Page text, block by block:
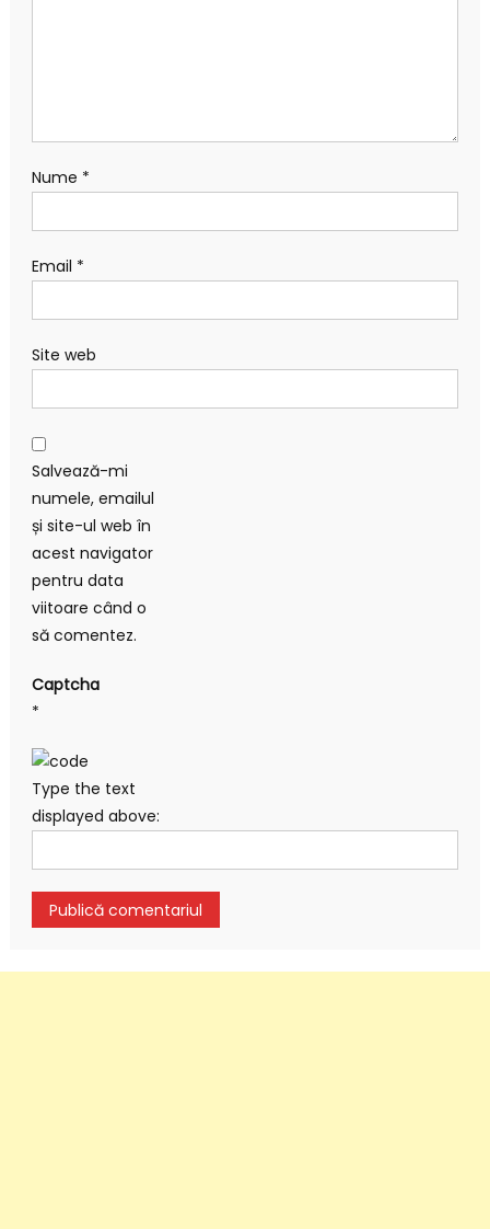
Nume *
Email *
Site web
Salvează-mi
numele, emailul
și site-ul web în
acest navigator
pentru data
viitoare când o
să comentez.
Captcha
*
Type the text
displayed above: